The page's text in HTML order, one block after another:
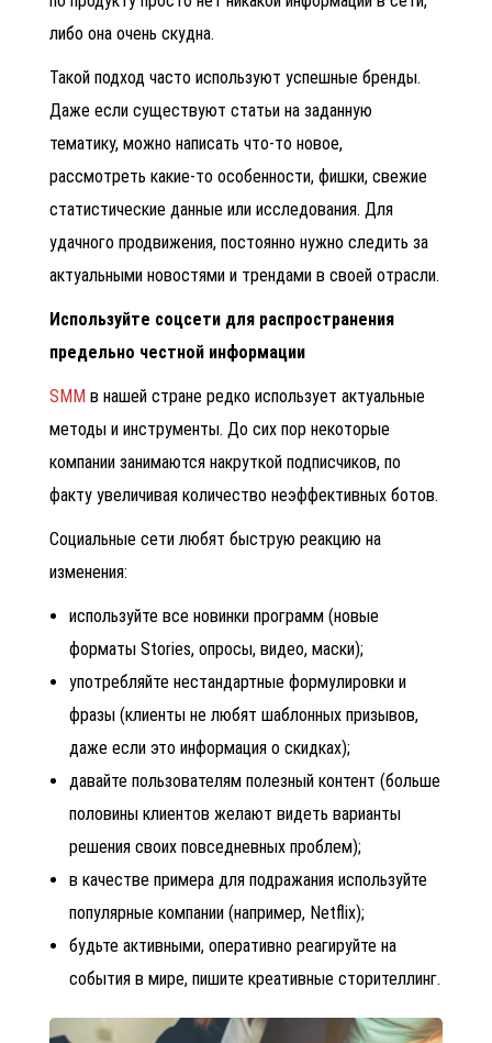
либо она очень скудна.
Такой подход часто используют успешные бренды.
Даже если существуют статьи на заданную
тематику, можно написать что-то новое,
рассмотреть какие-то особенности, фишки, свежие
статистические данные или исследования. Для
удачного продвижения, постоянно нужно следить за
актуальными новостями и трендами в своей отрасли.
Используйте соцсети для распространения
предельно честной информации
SMM в нашей стране редко использует актуальные
методы и инструменты. До сих пор некоторые
компании занимаются накруткой подписчиков, по
факту увеличивая количество неэффективных ботов.
Социальные сети любят быструю реакцию на
изменения:
используйте все новинки программ (новые
форматы Stories, опросы, видео, маски);
употребляйте нестандартные формулировки и
фразы (клиенты не любят шаблонных призывов,
даже если это информация о скидках);
давайте пользователям полезный контент (больше
половины клиентов желают видеть варианты
решения своих повседневных проблем);
в качестве примера для подражания используйте
популярные компании (например, Netflix);
будьте активными, оперативно реагируйте на
события в мире, пишите креативные сторителлинг.